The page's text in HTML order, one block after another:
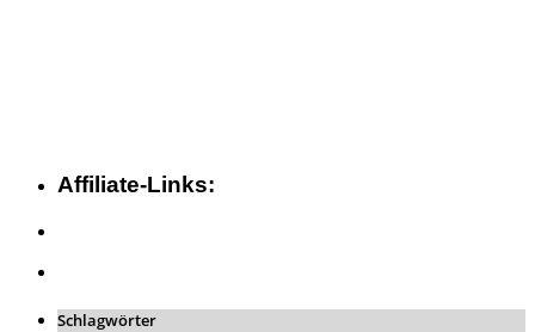
Affiliate-Links:
Schlagwörter